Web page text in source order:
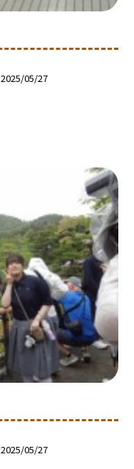
2025/05/27
2025/05/27